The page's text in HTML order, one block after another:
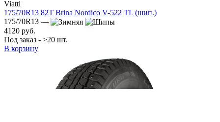
Viatti
175/70R13 82T Brina Nordico V-522 TL (шип.)
175/70R13 —
4120 руб.
Под заказ - >20 шт.
В корзину